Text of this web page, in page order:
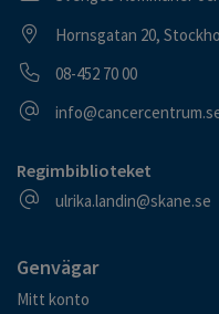
Besöksadress
Hornsgatan 20,
Telefonnummer
08-452 70 00
E-postadress
Regimbiblioteket
E-postadress
ulrika.landin@skane.se
Genvägar
Mitt konto